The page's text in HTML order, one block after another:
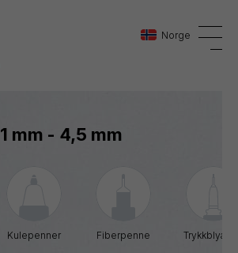
Norge
1 mm - 4,5 mm
Kulepenner Fiberpenne